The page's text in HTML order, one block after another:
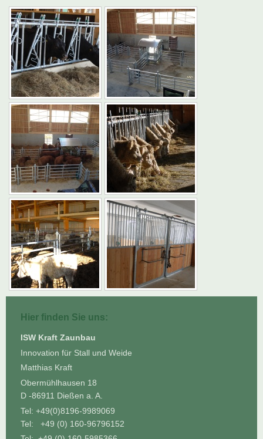
Hier finden Sie uns:
ISW Kraft Zaunbau
Innovation für Stall und Weide
Matthias Kraft
Obermühlhausen 18
D -86911 Dießen a. A.
Tel: +49(0)8196-9989069
Tel: +49 (0) 160-96796152